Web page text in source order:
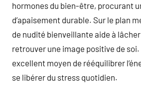
hormones du bien-être, procurant
d’apaisement durable. Sur le plan
de nudité bienveillante aide à
retrouver une image positive de soi.
excellent moyen de rééquilibrer
se libérer du stress quotidien.